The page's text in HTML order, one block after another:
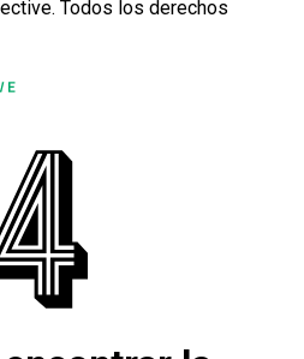
Todos los derechos